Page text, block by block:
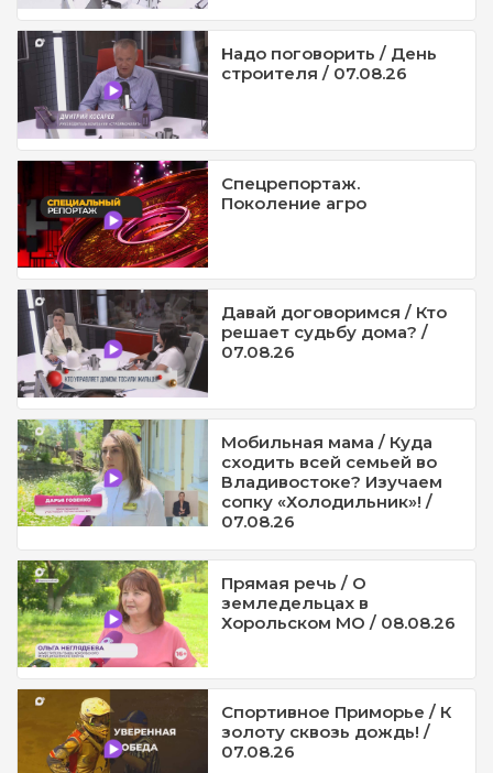
Надо поговорить / День
строителя / 07.08.26
Спецрепортаж.
Поколение агро
Давай договоримся / Кто
решает судьбу дома? /
07.08.26
Мобильная мама / Куда
сходить всей семьей во
Владивостоке? Изучаем
сопку «Холодильник»! /
07.08.26
Прямая речь / О
земледельцах в
Хорольском МО / 08.08.26
Спортивное Приморье / К
золоту сквозь дождь! /
07.08.26